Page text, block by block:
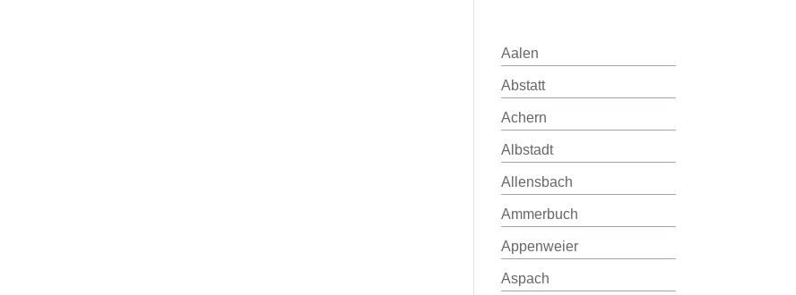
Aalen
Abstatt
Achern
Albstadt
Allensbach
Ammerbuch
Appenweier
Aspach